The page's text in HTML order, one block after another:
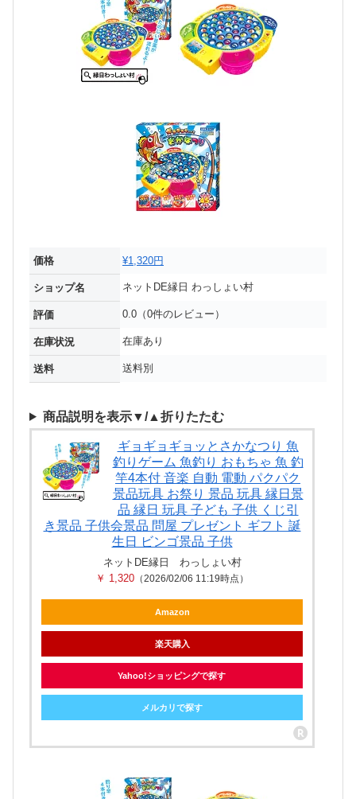
価格 ¥1,320円
ショップ名 ネットDE縁日 わっしょい村
評価 0.0（0件のレビュー）
在庫状況 在庫あり
送料 送料別
商品説明を表示▼/▲折りたたむ
ギョギョギョッとさかなつり 魚
釣りゲーム 魚釣り おもちゃ 魚 釣
竿4本付 音楽 自動 電動 パクパク
景品玩具 お祭り 景品 玩具 縁日景
品 縁日 玩具 子ども 子供 くじ引
き景品 子供会景品 問屋 プレゼント ギフト 誕
生日 ビンゴ景品 子供
ネットDE縁日 わっしょい村
￥ 1,320 （2026/02/06 11:19時点）
Amazon
楽天購入
Yahoo!ショッピングで探す
メルカリで探す